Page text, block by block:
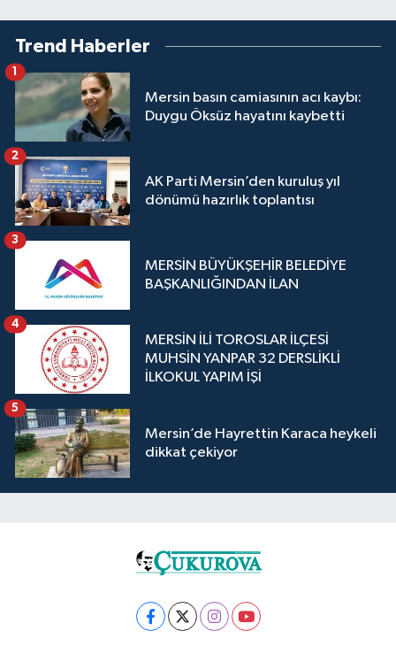
Trend Haberler
Mersin basın camiasının acı kaybı:
Duygu Öksüz hayatını kaybetti
1
AK Parti Mersin’den kuruluş yıl
dönümü hazırlık toplantısı
2
MERSİN BÜYÜKŞEHİR BELEDİYE
BAŞKANLIĞINDAN İLAN
3
MERSİN İLİ TOROSLAR İLÇESİ
MUHSİN YANPAR 32 DERSLİKLİ
İLKOKUL YAPIM İŞİ
4
Mersin’de Hayrettin Karaca heykeli
dikkat çekiyor
5